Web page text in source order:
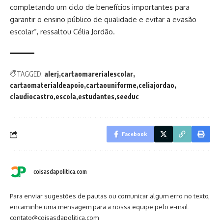
completando um ciclo de benefícios importantes para
garantir o ensino público de qualidade e evitar a evasão
escolar”, ressaltou Célia Jordão.
TAGGED: alerj cartaomarerialescolar
cartaomaterialdeapoio cartaouniforme celiajordao
claudiocastro escola estudantes seeduc
Facebook
coisasdapolitica.com
Para enviar sugestões de pautas ou comunicar algum erro no texto,
encaminhe uma mensagem para a nossa equipe pelo e-mail:
contato@coisasdapolitica.com